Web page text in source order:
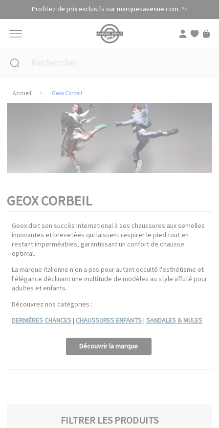
Profitez de prix exclusifs sur marquesavenue.com. ✨
Accueil Geox Corbeil
GEOX CORBEIL
Geox doit son succès international à ses chaussures aux semelles
innovantes et brevetées qui laissent respirer le pied tout en
restant imperméables, garantissant un confort de chausse
optimal.
La marque italienne n'en a pas pour autant occulté l'esthétisme et
l'élégance déclinant une multitude de modèles au style affuté pour
adultes et enfants.
Découvrez nos catégories :
DERNIÈRES CHANCES| CHAUSSURES ENFANTS| SANDALES & MULES
Découvrir la marque
FILTRER LES PRODUITS
Panneau de gestion des cookies